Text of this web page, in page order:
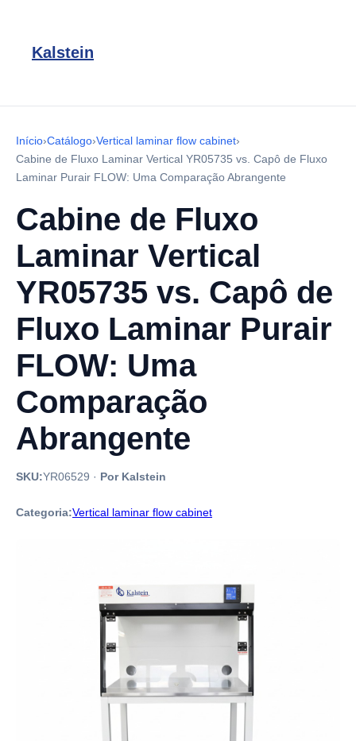
Kalstein
Início›Catálogo›Vertical laminar flow cabinet›
Cabine de Fluxo Laminar Vertical YR05735 vs. Capô de Fluxo
Laminar Purair FLOW: Uma Comparação Abrangente
Cabine de Fluxo
Laminar Vertical
YR05735 vs. Capô de
Fluxo Laminar Purair
FLOW: Uma
Comparação
Abrangente
SKU:YR06529 · Por Kalstein
Categoria:Vertical laminar flow cabinet